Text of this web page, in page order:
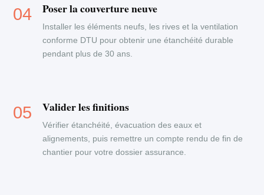
Poser la couverture neuve
Installer les éléments neufs, les rives et la ventilation
conforme DTU pour obtenir une étanchéité durable
pendant plus de 30 ans.
Valider les finitions
Vérifier étanchéité, évacuation des eaux et
alignements, puis remettre un compte rendu de fin de
chantier pour votre dossier assurance.